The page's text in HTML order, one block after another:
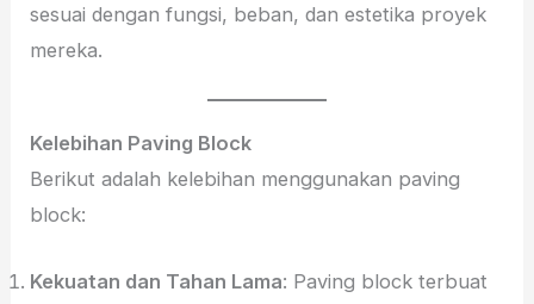
sesuai dengan fungsi, beban, dan estetika proyek
mereka.
Kelebihan Paving Block
Berikut adalah kelebihan menggunakan paving
block:
Kekuatan dan Tahan Lama: Paving block terbuat